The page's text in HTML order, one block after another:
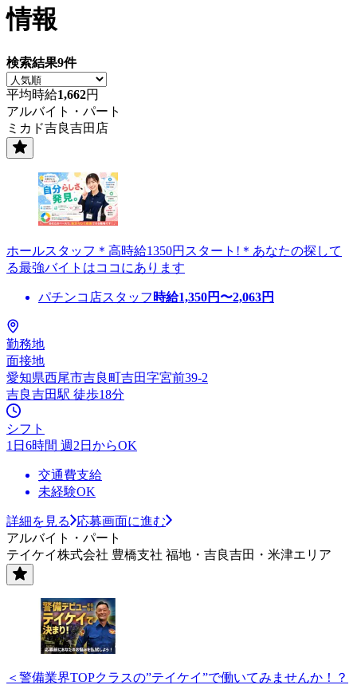
情報
検索結果9件
平均時給1,662円
アルバイト・パート
ミカド吉良吉田店
ホールスタッフ＊高時給1350円スタート!＊あなたの探して
る最強バイトはココにあります
パチンコ店スタッフ 時給1,350円〜2,063円
勤務地
面接地
愛知県西尾市吉良町吉田字宮前39-2
吉良吉田駅 徒歩18分
シフト
1日6時間 週2日からOK
交通費支給
未経験OK
詳細を見る
応募画面に進む
アルバイト・パート
テイケイ株式会社 豊橋支社 福地・吉良吉田・米津エリア
＜警備業界TOPクラスの”テイケイ”で働いてみませんか！？